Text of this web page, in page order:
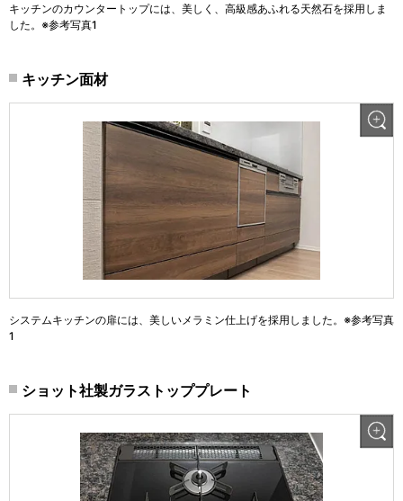
キッチンのカウンタートップには、美しく、高級感あふれる天然石を採用しま
した。※参考写真1
キッチン面材
システムキッチンの扉には、美しいメラミン仕上げを採用しました。※参考写真
1
ショット社製ガラストッププレート